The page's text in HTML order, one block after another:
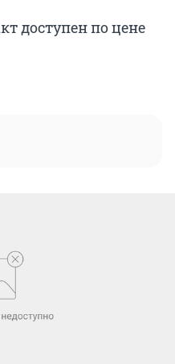
доступен по цене